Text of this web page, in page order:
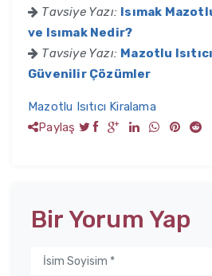
Tavsiye Yazı: Isımak
ve Isımak Nedir?
Tavsiye Yazı: Mazotlu
Güvenilir Çözümler
Mazotlu Isıtıcı Kiralama
Paylaş
Bir Yorum Yap